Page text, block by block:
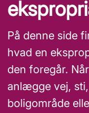
På denne side
hvad en
den foregår.
anlægge vej,
boligområde